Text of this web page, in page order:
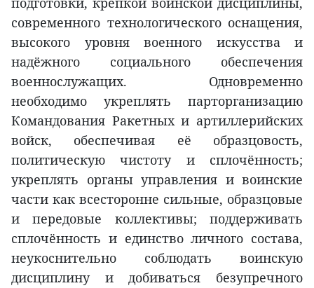
современного технологического оснащения,
высокого уровня военного искусства и
надёжного социального обеспечения
военнослужащих. Одновременно
необходимо укреплять парторганизацию
Командования Ракетных и артиллерийских
войск, обеспечивая её образцовость,
политическую чистоту и сплочённость;
укреплять органы управления и воинские
части как всесторонне сильные, образцовые
и передовые коллективы; поддерживать
сплочённость и единство личного состава,
неукоснительно соблюдать воинскую
дисциплину и добиваться безупречного